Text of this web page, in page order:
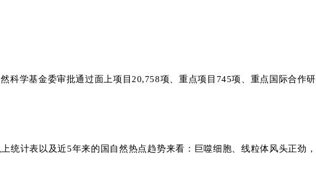
科学基金委审批通过面上项目20,758项、重点项目745项、重点国际合作研
统计表以及近5年来的国自然热点趋势来看：巨噬细胞、线粒体风头正劲，